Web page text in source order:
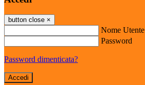
button close ×
Nome Utente
Password
Password dimenticata?